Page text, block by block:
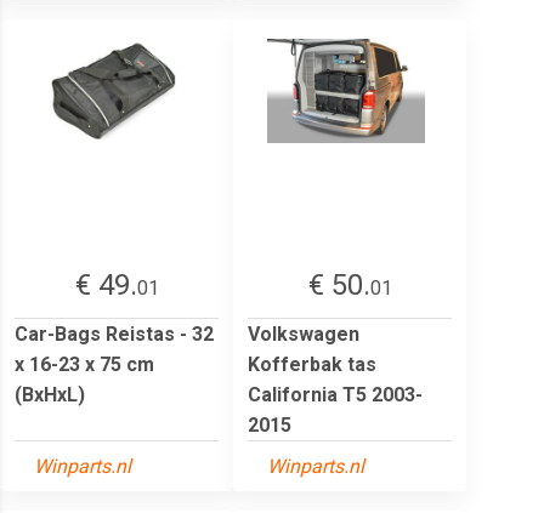
€ 49.01
Car-Bags Reistas - 32
x 16-23 x 75 cm
(BxHxL)
Winparts.nl
€ 50.01
Volkswagen
Kofferbak tas
California T5 2003-
2015
Winparts.nl